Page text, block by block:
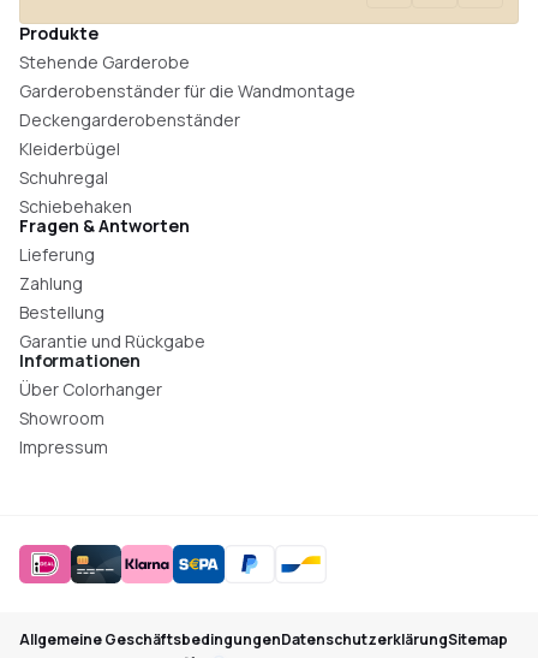
Produkte
Stehende Garderobe
Garderobenständer für die Wandmontage
Deckengarderobenständer
Kleiderbügel
Schuhregal
Schiebehaken
Fragen & Antworten
Lieferung
Zahlung
Bestellung
Garantie und Rückgabe
Informationen
Über Colorhanger
Showroom
Impressum
Allgemeine GeschäftsbedingungenDatenschutzerklärungSitemap